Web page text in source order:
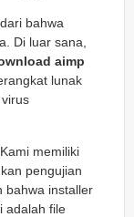
bahwa
Di luar sana,
aimp
lunak
. Kami memiliki
pengujian
bahwa installer
adalah file